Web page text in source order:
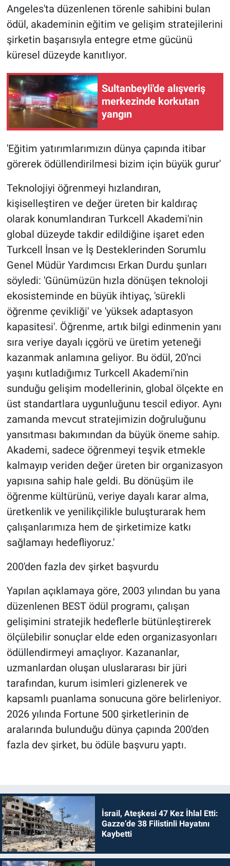
Angeles'ta düzenlenen törenle sahibini bulan
ödül, akademinin eğitim ve gelişim stratejilerini
şirketin başarısıyla entegre etme gücünü
küresel düzeyde kanıtlıyor.
Sultanbeyli'de alışveriş
merkezinde korkutan
yangın
'Eğitim yatırımlarımızın dünya çapında itibar
görerek ödüllendirilmesi bizim için büyük gurur'
Teknolojiyi öğrenmeyi hızlandıran,
kişiselleştiren ve değer üreten bir kaldıraç
olarak konumlandıran Turkcell Akademi'nin
global düzeyde takdir edildiğine işaret eden
Turkcell İnsan ve İş Desteklerinden Sorumlu
Genel Müdür Yardımcısı Erkan Durdu şunları
söyledi: 'Günümüzün hızla dönüşen teknoloji
ekosisteminde en büyük ihtiyaç, 'sürekli
öğrenme çevikliği' ve 'yüksek adaptasyon
kapasitesi'. Öğrenme, artık bilgi edinmenin yanı
sıra veriye dayalı içgörü ve üretim yeteneği
kazanmak anlamına geliyor. Bu ödül, 20'nci
yaşını kutladığımız Turkcell Akademi'nin
sunduğu gelişim modellerinin, global ölçekte en
üst standartlara uygunluğunu tescil ediyor. Aynı
zamanda mevcut stratejimizin doğruluğunu
yansıtması bakımından da büyük öneme sahip.
Akademi, sadece öğrenmeyi teşvik etmekle
kalmayıp veriden değer üreten bir organizasyon
yapısına sahip hale geldi. Bu dönüşüm ile
öğrenme kültürünü, veriye dayalı karar alma,
üretkenlik ve yenilikçilikle buluşturarak hem
çalışanlarımıza hem de şirketimize katkı
sağlamayı hedefliyoruz.'
200'den fazla dev şirket başvurdu
Yapılan açıklamaya göre, 2003 yılından bu yana
düzenlenen BEST ödül programı, çalışan
gelişimini stratejik hedeflerle bütünleştirerek
ölçülebilir sonuçlar elde eden organizasyonları
ödüllendirmeyi amaçlıyor. Kazananlar,
uzmanlardan oluşan uluslararası bir jüri
tarafından, kurum isimleri gizlenerek ve
kapsamlı puanlama sonucuna göre belirleniyor.
2026 yılında Fortune 500 şirketlerinin de
aralarında bulunduğu dünya çapında 200'den
fazla dev şirket, bu ödüle başvuru yaptı.
İsrail, Ateşkesi 47 Kez İhlal Etti:
Gazze’de 38 Filistinli Hayatını
Kaybetti